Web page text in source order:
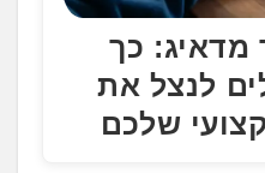
מדאיג: כך
לנצל את
שלכם